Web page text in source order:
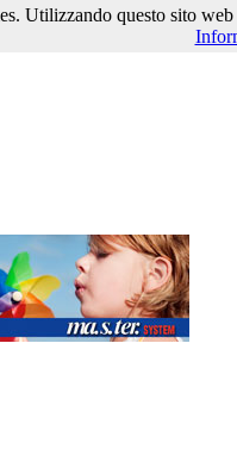
Utilizzando questo sito